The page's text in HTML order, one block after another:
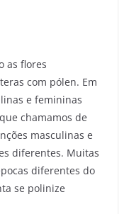
as flores
com pólen. Em
e femininas
chamamos de
masculinas e
diferentes. Muitas
diferentes do
se polinize